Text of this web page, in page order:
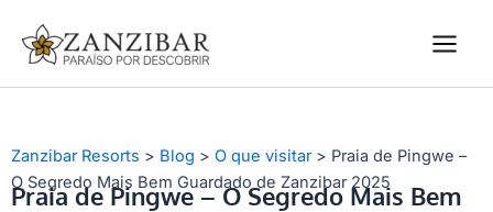
para
conteúdo
Zanzibar Resorts > Blog > O que visitar> Praia de Pingwe –
O Segredo Mais Bem Guardado de Zanzibar 2025
Praia de Pingwe – O Segredo Mais Bem